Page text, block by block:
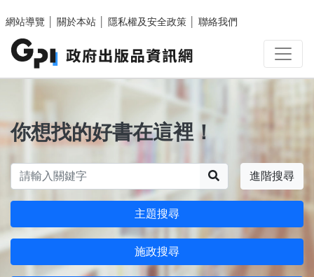
網站導覽
關於本站 隱私權及安全政策 聯絡我們
你想找的好書在這裡！
進階搜尋
主題搜尋
施政搜尋